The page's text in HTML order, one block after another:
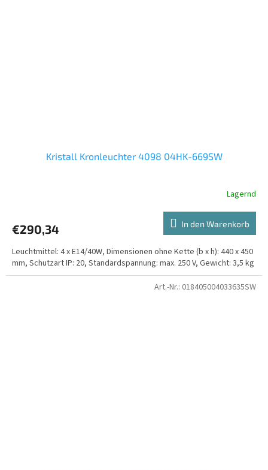
Kristall Kronleuchter 4098 04HK-669SW
Lagernd
€290,34 In den Warenkorb
Leuchtmittel: 4 x E14/40W, Dimensionen ohne Kette (b x h): 440 x 450
mm, Schutzart IP: 20, Standardspannung: max. 250 V, Gewicht: 3,5 kg
Art.-Nr.: 018405004033635SW